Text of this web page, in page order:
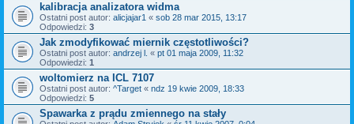
kalibracja analizatora widma
Ostatni post autor: alicjajar1 « sob 28 mar 2015, 13:17
Odpowiedzi: 3
Jak zmodyfikować miernik częstotliwości?
Ostatni post autor: andrzej l. « pt 01 maja 2009, 11:32
Odpowiedzi: 1
woltomierz na ICL 7107
Ostatni post autor: ^Target « ndz 19 kwie 2009, 18:33
Odpowiedzi: 5
Spawarka z prądu zmiennego na stały